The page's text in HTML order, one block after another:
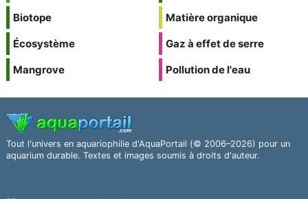
Biotope
Écosystème
Mangrove
Matière organique
Gaz à effet de serre
Pollution de l'eau
Tout l'univers en aquariophilie d'AquaPortail (© 2006–2026) pour un
aquarium durable. Textes et images soumis à droits d'auteur.